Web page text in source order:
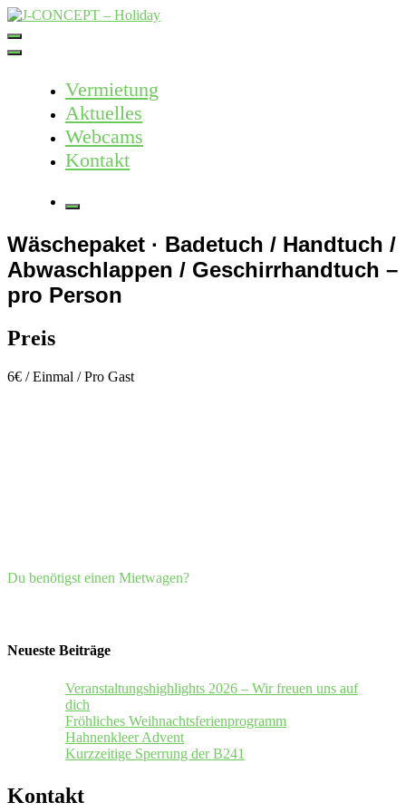
Skip
to
content
Vermietung
Aktuelles
Webcams
Kontakt
More
Wäschepaket · Badetuch / Handtuch /
Abwaschlappen / Geschirrhandtuch –
pro Person
Preis
6€ / Einmal / Pro Gast
Du benötigst einen Mietwagen?
Neueste Beiträge
Veranstaltungshighlights 2026 – Wir freuen uns auf
dich
Fröhliches Weihnachtsferienprogramm
Hahnenkleer Advent
Kurzzeitige Sperrung der B241
Kontakt